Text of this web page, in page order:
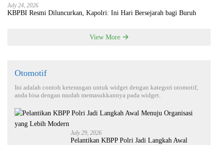
July 24, 2026
KBPBI Resmi Diluncurkan, Kapolri: Ini Hari Bersejarah bagi Buruh
View More
Otomotif
Ini adalah contoh keterangan untuk widget dengan kategori otomotif,
anda bisa dengan mudah memasukkannya pada widget.
July 29, 2026
Pelantikan KBPP Polri Jadi Langkah Awal